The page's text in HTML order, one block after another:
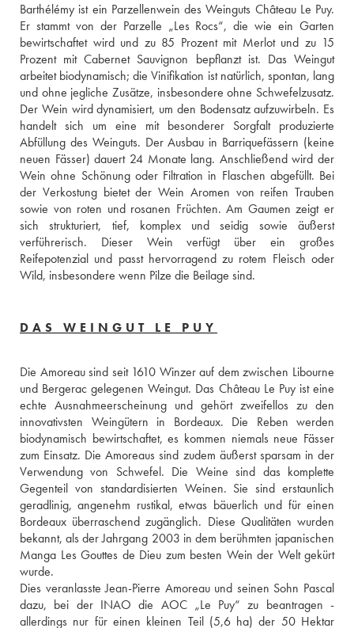
Barthélémy ist ein Parzellenwein des Weinguts Château Le Puy.
Er stammt von der Parzelle „Les Rocs“, die wie ein Garten
bewirtschaftet wird und zu 85 Prozent mit Merlot und zu 15
Prozent mit Cabernet Sauvignon bepflanzt ist. Das Weingut
arbeitet biodynamisch; die Vinifikation ist natürlich, spontan, lang
und ohne jegliche Zusätze, insbesondere ohne Schwefelzusatz.
Der Wein wird dynamisiert, um den Bodensatz aufzuwirbeln. Es
handelt sich um eine mit besonderer Sorgfalt produzierte
Abfüllung des Weinguts. Der Ausbau in Barriquefässern (keine
neuen Fässer) dauert 24 Monate lang. Anschließend wird der
Wein ohne Schönung oder Filtration in Flaschen abgefüllt. Bei
der Verkostung bietet der Wein Aromen von reifen Trauben
sowie von roten und rosanen Früchten. Am Gaumen zeigt er
sich strukturiert, tief, komplex und seidig sowie äußerst
verführerisch. Dieser Wein verfügt über ein großes
Reifepotenzial und passt hervorragend zu rotem Fleisch oder
Wild, insbesondere wenn Pilze die Beilage sind.
DAS WEINGUT LE PUY
Die Amoreau sind seit 1610 Winzer auf dem zwischen Libourne
und Bergerac gelegenen Weingut. Das Château Le Puy ist eine
echte Ausnahmeerscheinung und gehört zweifellos zu den
innovativsten Weingütern in Bordeaux. Die Reben werden
biodynamisch bewirtschaftet, es kommen niemals neue Fässer
zum Einsatz. Die Amoreaus sind zudem äußerst sparsam in der
Verwendung von Schwefel. Die Weine sind das komplette
Gegenteil von standardisierten Weinen. Sie sind erstaunlich
geradlinig, angenehm rustikal, etwas bäuerlich und für einen
Bordeaux überraschend zugänglich. Diese Qualitäten wurden
bekannt, als der Jahrgang 2003 in dem berühmten japanischen
Manga Les Gouttes de Dieu zum besten Wein der Welt gekürt
wurde.
Dies veranlasste Jean-Pierre Amoreau und seinen Sohn Pascal
dazu, bei der INAO die AOC „Le Puy“ zu beantragen -
allerdings nur für einen kleinen Teil (5,6 ha) der 50 Hektar